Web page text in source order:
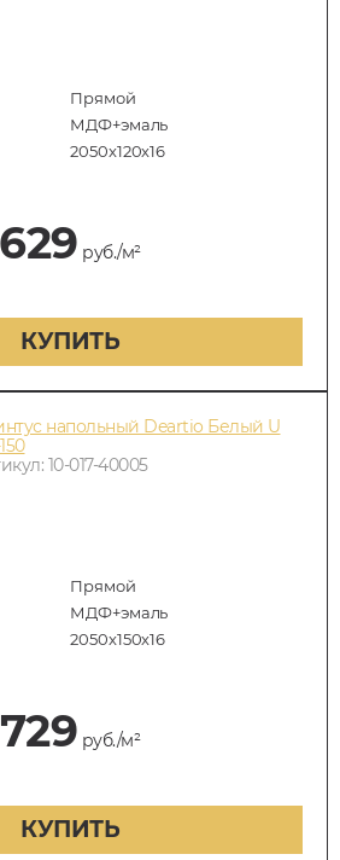
Прямой
МДФ+эмаль
2050x120x16
629 руб./м²
КУПИТЬ
напольный Deartio Белый U
10-017-40005
Прямой
МДФ+эмаль
2050x150x16
729 руб./м²
КУПИТЬ